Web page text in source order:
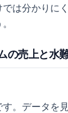
は分かりに
の売上と水
。データを